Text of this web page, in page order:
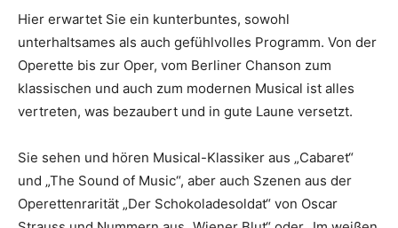
Hier erwartet Sie ein kunterbuntes, sowohl
unterhaltsames als auch gefühlvolles Programm. Von der
Operette bis zur Oper, vom Berliner Chanson zum
klassischen und auch zum modernen Musical ist alles
vertreten, was bezaubert und in gute Laune versetzt.
Sie sehen und hören Musical-Klassiker aus „Cabaret“
und „The Sound of Music“, aber auch Szenen aus der
Operettenrarität „Der Schokoladesoldat“ von Oscar